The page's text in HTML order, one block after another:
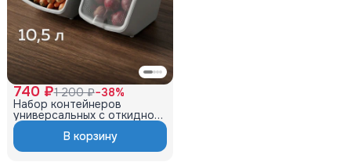
740 ₽1 200 ₽−38%
Набор контейнеров
универсальных с откидной
крышкой 10,5л
(337×238×246мм) (2шт)
(серый)
В корзину